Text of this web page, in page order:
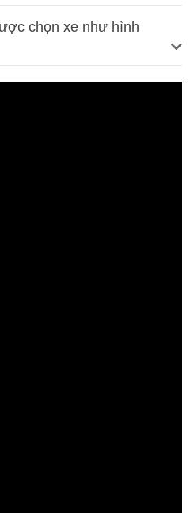
chọn xe như hình